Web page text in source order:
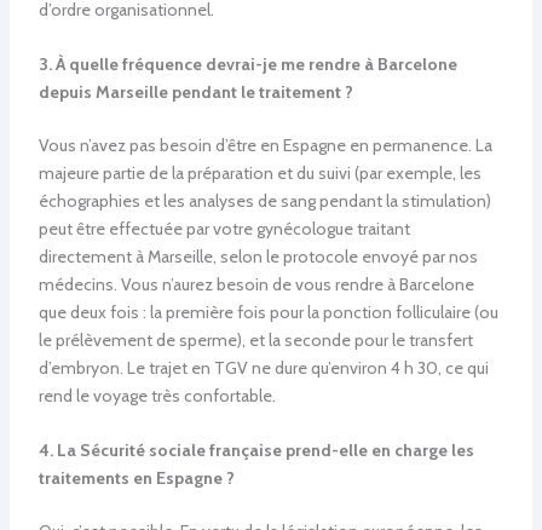
d’ordre organisationnel.
3. À quelle fréquence devrai-je me rendre à Barcelone
depuis Marseille pendant le traitement ?
Vous n’avez pas besoin d’être en Espagne en permanence. La
majeure partie de la préparation et du suivi (par exemple, les
échographies et les analyses de sang pendant la stimulation)
peut être effectuée par votre gynécologue traitant
directement à Marseille, selon le protocole envoyé par nos
médecins. Vous n’aurez besoin de vous rendre à Barcelone
que deux fois : la première fois pour la ponction folliculaire (ou
le prélèvement de sperme), et la seconde pour le transfert
d’embryon. Le trajet en TGV ne dure qu’environ 4 h 30, ce qui
rend le voyage très confortable.
4. La Sécurité sociale française prend-elle en charge les
traitements en Espagne ?